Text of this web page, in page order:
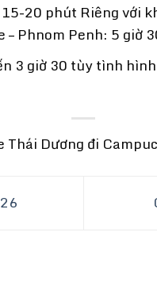
20 phút Riêng với
Phnom Penh: 5 giờ
3 giờ 30 tùy tình
Thái Dương đi